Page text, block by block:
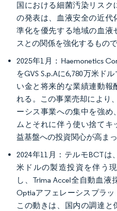
国における細菌汚染リスク
の発表は、血液安全の近代
準化を優先する地域の血液
スとの関係を強化するもので
2025年1月：Haemonetics
をGVS S.p.Aに6,780万米ド
い金と将来的な業績連動報
れる。この事業売却により
ーシス事業への集中を強め
ムとそれに伴う使い捨てキ
益基盤への投資関心が高まっ
2024年11月：テルモBCTは
米ドルの製造投資を伴う
し、Trima Accel全自動血液
Optiaアフェレーシスプラッ
この動きは、国内の調達